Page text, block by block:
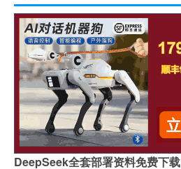
DeepSeek全套部署资料免费下载